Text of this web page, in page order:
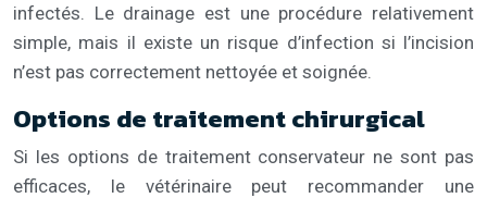
infectés. Le drainage est une procédure relativement
simple, mais il existe un risque d’infection si l’incision
n’est pas correctement nettoyée et soignée.
Options de traitement chirurgical
Si les options de traitement conservateur ne sont pas
efficaces, le vétérinaire peut recommander une